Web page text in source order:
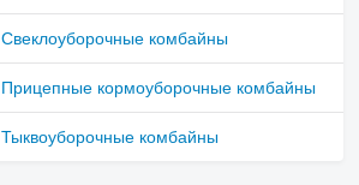
Свеклоуборочные комбайны
Прицепные кормоуборочные комбайны
Тыквоуборочные комбайны